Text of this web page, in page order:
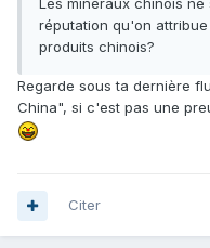
Les minéraux chinois
réputation qu'on
produits chinois?
Regarde sous ta dernière
China", si c'est pas une
Citer